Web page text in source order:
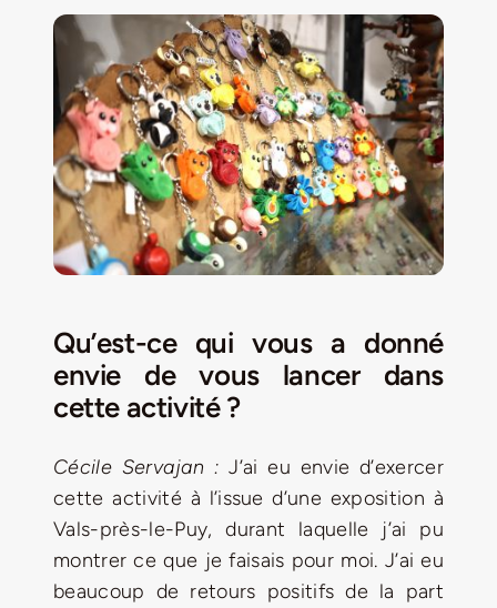
Qu’est-ce qui vous a donné
envie de vous lancer dans
cette activité ?
Cécile Servajan :J’ai eu envie d’exercer
cette activité à l’issue d’une exposition à
Vals-près-le-Puy, durant laquelle j’ai pu
montrer ce que je faisais pour moi. J’ai eu
beaucoup de retours positifs de la part